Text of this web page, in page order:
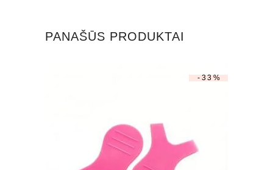
PANAŠŪS PRODUKTAI
-33%